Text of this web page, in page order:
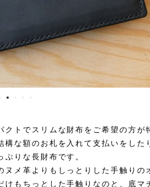
クトでスリムな財布をご希望の方が
構な額のお札を入れて支払いをした
ぷりな長財布です。
ヌメ革よりもしっとりした手触りの
けもちっとした手触りなのと、底